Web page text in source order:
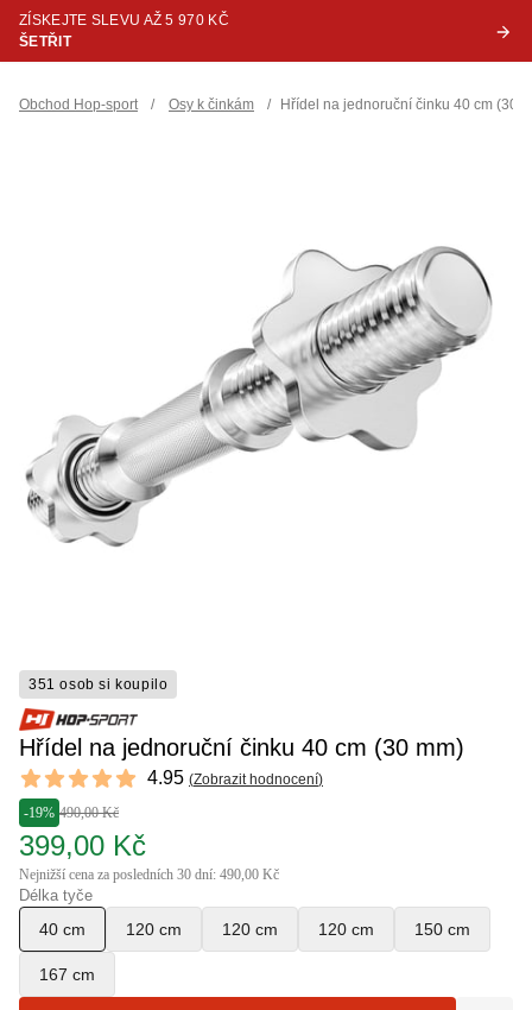
ZÍSKEJTE SLEVU AŽ 5 970 KČ
ŠETŘIT
Obchod Hop-sport / Osy k činkám / Hřídel na jednoruční činku 40 cm (30
351 osob si koupilo
Hřídel na jednoruční činku 40 cm (30 mm)
Reviews
4.95 out of 5 stars 4.95 (Zobrazit hodnocení)
-19% 490,00 Kč
399,00 Kč
Nejnižší cena za posledních 30 dní: 490,00 Kč
Délka tyče
40 cm 120 cm 120 cm 120 cm 150 cm
167 cm